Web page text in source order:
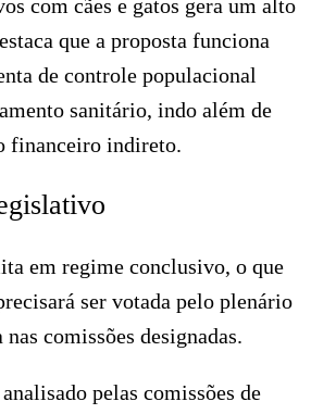
com cães e gatos gera um alto
que a proposta funciona
de controle populacional
sanitário, indo além de
financeiro indireto.
em regime conclusivo, o que
ser votada pelo plenário
nas comissões designadas.
pelas comissões de